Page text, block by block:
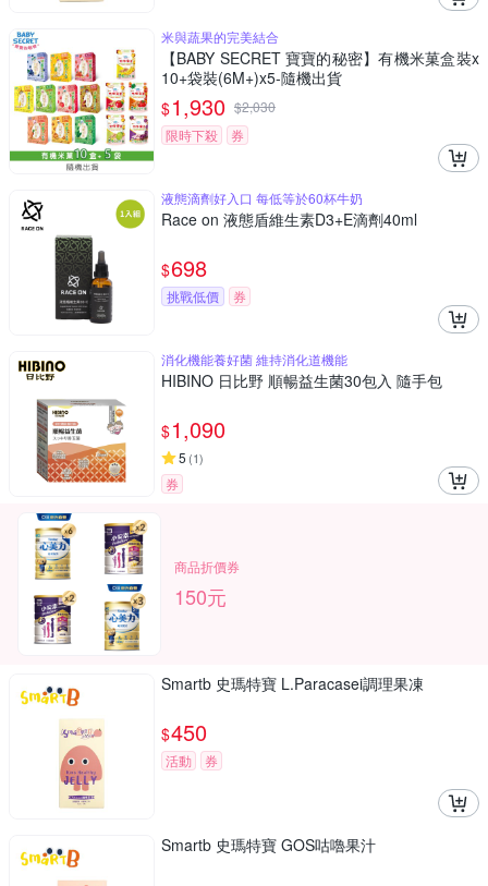
米與蔬果的完美結合
【BABY SECRET 寶寶的秘密】有機米菓盒裝x
10+袋裝(6M+)x5-隨機出貨
$1,930 $2,030
限時下殺
券
液態滴劑好入口 每低等於60杯牛奶
Race on 液態盾維生素D3+E滴劑40ml
$698
挑戰低價 券
消化機能養好菌 維持消化道機能
HIBINO 日比野 順暢益生菌30包入 隨手包
$1,090
5 (1)
券
商品折價券
150元
Smartb 史瑪特寶 L.Paracasei調理果凍
$450
活動 券
Smartb 史瑪特寶 GOS咕嚕果汁